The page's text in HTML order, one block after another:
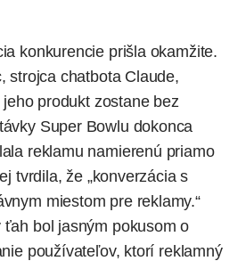
konkurencie prišla okamžite.
, strojca chatbota Claude,
produkt zostane bez
Super Bowlu dokonca
reklamu namierenú priamo
tvrdila, že „konverzácia s
miestom pre reklamy.“
ťah bol jasným pokusom o
používateľov, ktorí reklamný